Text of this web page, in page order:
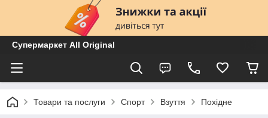
Супермаркет All Original
Товари та послуги Спорт Взуття Похідне